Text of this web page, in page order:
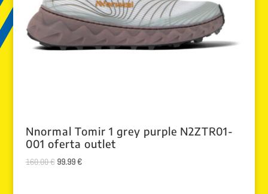
Nnormal Tomir 1 grey purple N2ZTR01-
001 oferta outlet
160.00€ El
99.99€El